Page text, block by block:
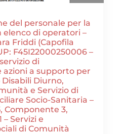
del personale per la
di operatori –
Friddi (Capofila
F45I22000250006 –
di
azioni a supporto per
Diurno,
e Servizio di
Socio-Sanitaria –
Componente 3,
– Servizi e
di Comunità